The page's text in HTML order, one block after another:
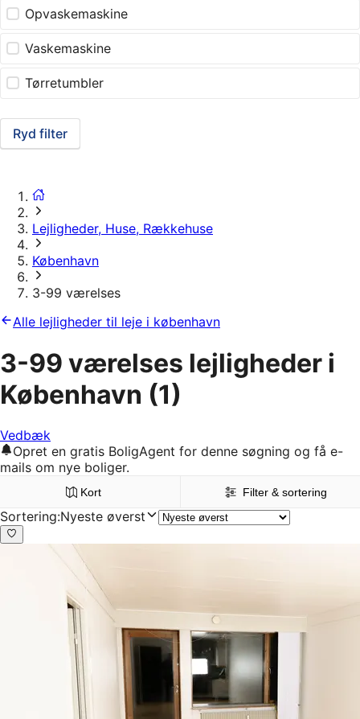
Opvaskemaskine
Vaskemaskine
Tørretumbler
Ryd filter
Lejligheder, Huse, Rækkehuse
København
3-99 værelses
Alle lejligheder til leje i københavn
3-99 værelses lejligheder i
København (1)
Vedbæk
Opret en gratis BoligAgent for denne søgning og få e-
mails om nye boliger.
Kort Filter & sortering
Sortering:Nyeste øverst